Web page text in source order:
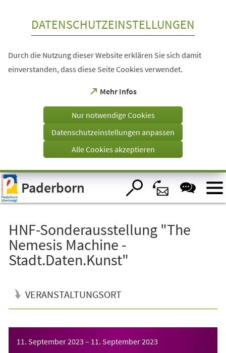
Visuelle
Assistenzsoftware
öffnen.
DATENSCHUTZEINSTELLUNGEN
Durch die Nutzung dieser Website erklären Sie sich damit
einverstanden, dass diese Seite Cookies verwendet.
Mehr Infos
(Öffnet
einem
Tab)
Nur notwendige Cookies
Datenschutzeinstellungen anpassen
Alle Cookies akzeptieren
Paderborn
HNF-Sonderausstellung "The
Nemesis Machine -
Stadt.Daten.Kunst"
VERANSTALTUNGSORT
11. September 2023 – 11. September 2023